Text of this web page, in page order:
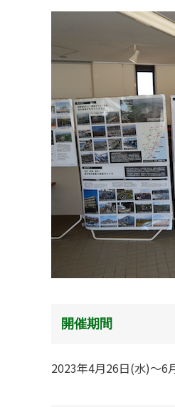
開催期間
2023年4月26日(水)〜6